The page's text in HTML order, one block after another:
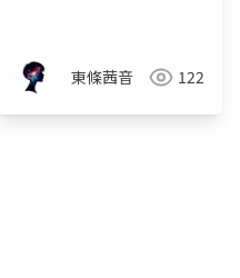
東條茜音 122